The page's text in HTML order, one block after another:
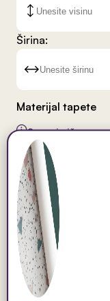
Širina:
Materijal tapete
Saznaj više